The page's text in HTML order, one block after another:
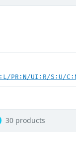
PR:N/UI:R/S:U/
30 products